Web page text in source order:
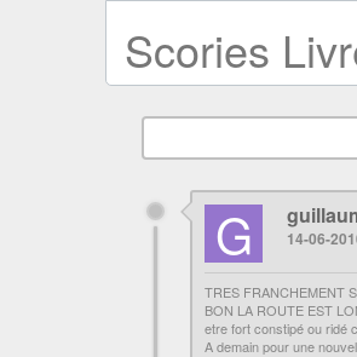
Scories
G 14-06-
TRES FRANCHEMENT
BON LA ROUTE EST
etre fort constipé ou ridé
A demain pour une